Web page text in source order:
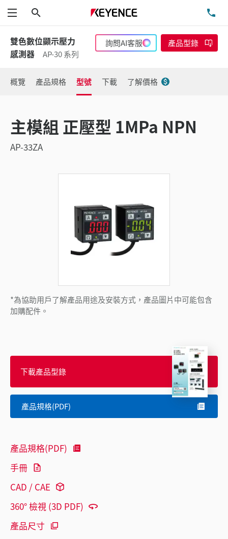
功能表
雙色數位顯示壓力
感測器
AP-30 系列
詢問AI客服 產品型錄
概覽 產品規格 型號 下載 了解價格
主模組 正壓型 1MPa NPN
AP-33ZA
*為協助用戶了解產品用途及安裝方式，產品圖片中可能包含
加購配件。
下載產品型錄
產品規格(PDF)
產品規格(PDF)
手冊
CAD / CAE
360° 檢視 (3D PDF)
產品尺寸